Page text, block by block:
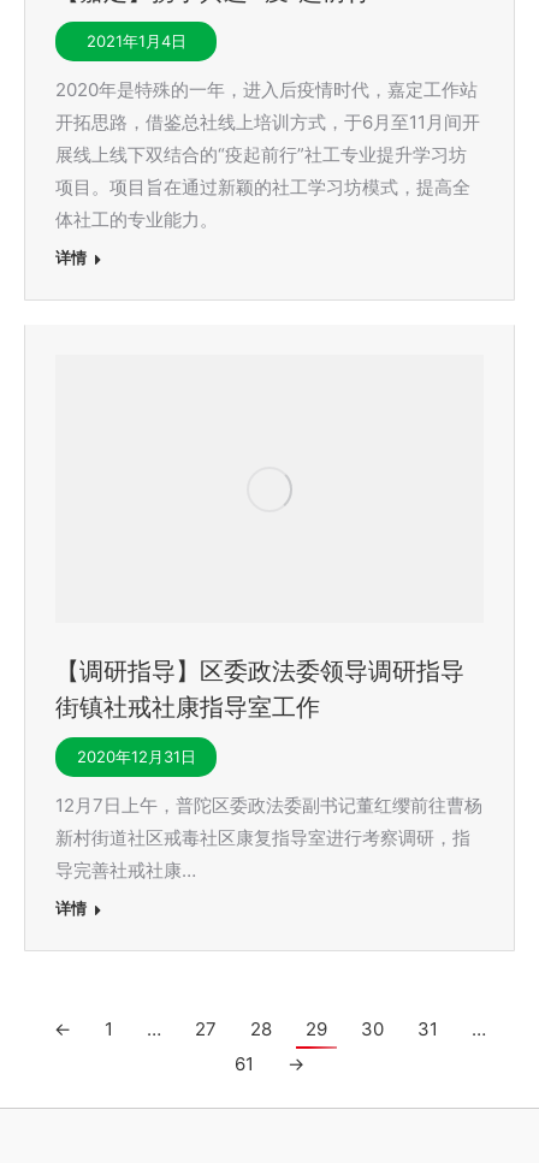
2021年1月4日
2020年是特殊的一年，进入后疫情时代，嘉定工作站
开拓思路，借鉴总社线上培训方式，于6月至11月间开
展线上线下双结合的“疫起前行”社工专业提升学习坊
项目。项目旨在通过新颖的社工学习坊模式，提高全
体社工的专业能力。
详情
【调研指导】区委政法委领导调研指导
街镇社戒社康指导室工作
2020年12月31日
12月7日上午，普陀区委政法委副书记董红缨前往曹杨
新村街道社区戒毒社区康复指导室进行考察调研，指
导完善社戒社康…
详情
← 1 … 27 28 29 30 31
…
61
→